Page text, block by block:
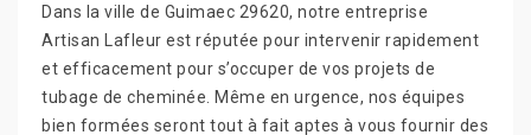
Dans la ville de Guimaec 29620, notre entreprise
Artisan Lafleur est réputée pour intervenir rapidement
et efficacement pour s’occuper de vos projets de
tubage de cheminée. Même en urgence, nos équipes
bien formées seront tout à fait aptes à vous fournir des